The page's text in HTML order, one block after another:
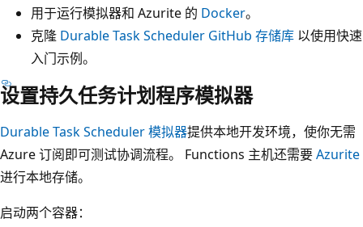
用于运行模拟器和 Azurite 的 Docker。
克隆 Durable Task Scheduler GitHub 存储库 以使用快速
入门示例。
设置持久任务计划程序模拟器
Durable Task Scheduler 模拟器提供本地开发环境，使你无需
Azure 订阅即可测试协调流程。 Functions 主机还需要Azurite
进行本地存储。
启动两个容器：